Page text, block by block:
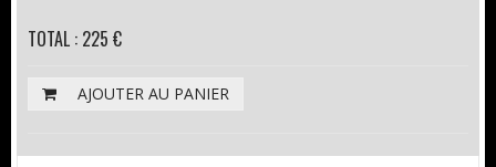
TOTAL : 225 €
AJOUTER AU PANIER